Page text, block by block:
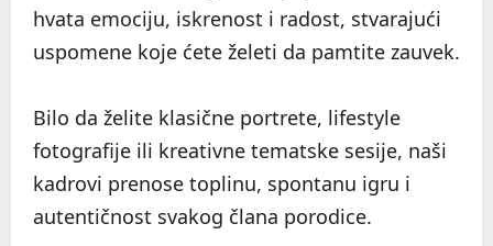
hvata emociju, iskrenost i radost, stvarajući
uspomene koje ćete želeti da pamtite zauvek.
Bilo da želite klasične portrete, lifestyle
fotografije ili kreativne tematske sesije, naši
kadrovi prenose toplinu, spontanu igru i
autentičnost svakog člana porodice.